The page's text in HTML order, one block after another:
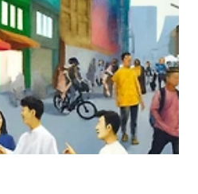
철 조각은 일렁이는 형태로 더 큰
. 작업 에 쓰인 철 유닛에는 ..